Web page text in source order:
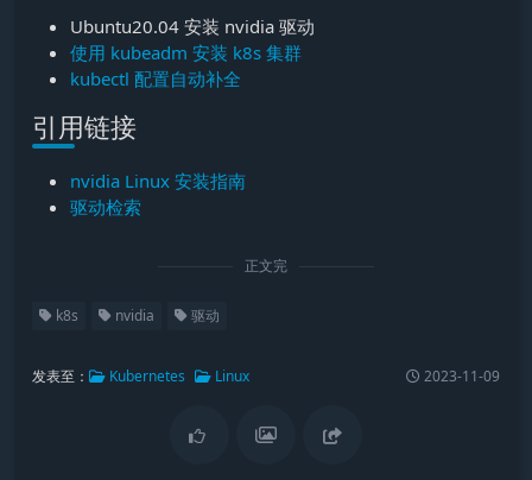
Ubuntu20.04 安装 nvidia 驱动
使用 kubeadm 安装 k8s 集群
kubectl 配置自动补全
引用链接
nvidia Linux 安装指南
驱动检索
正文完
k8s nvidia 驱动
发表至： Kubernetes Linux 2023-11-09